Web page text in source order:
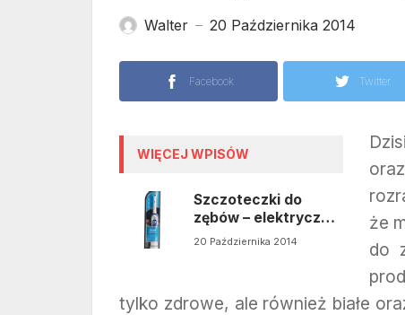
Walter — 20 Października 2014
Facebook Twitter
WIĘCEJ WPISÓW
Szczoteczki do
zębów – elektryczne
czy klasyczne?
20 Października 2014
że
do
tylko zdrowe, ale również białe